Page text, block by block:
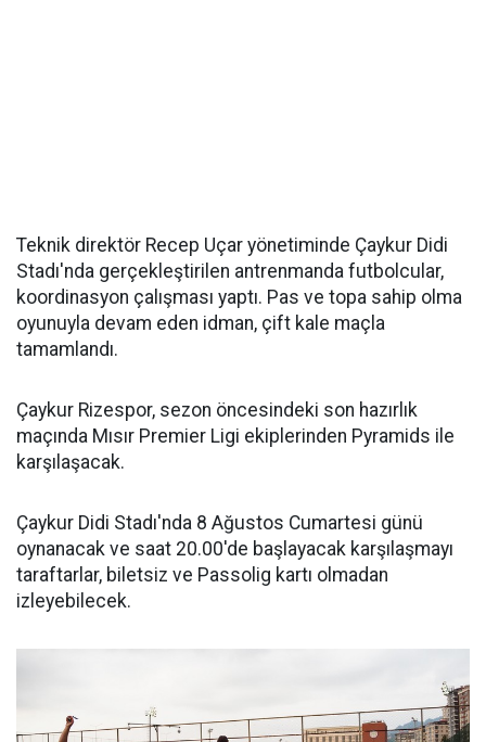
Teknik direktör Recep Uçar yönetiminde Çaykur Didi
Stadı'nda gerçekleştirilen antrenmanda futbolcular,
koordinasyon çalışması yaptı. Pas ve topa sahip olma
oyunuyla devam eden idman, çift kale maçla
tamamlandı.
Çaykur Rizespor, sezon öncesindeki son hazırlık
maçında Mısır Premier Ligi ekiplerinden Pyramids ile
karşılaşacak.
Çaykur Didi Stadı'nda 8 Ağustos Cumartesi günü
oynanacak ve saat 20.00'de başlayacak karşılaşmayı
taraftarlar, biletsiz ve Passolig kartı olmadan
izleyebilecek.